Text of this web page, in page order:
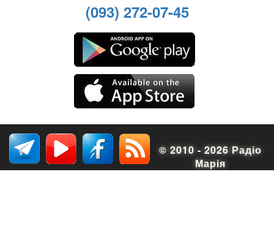
(093) 272-07-45
© 2010 - 2026 Радіо
Марія